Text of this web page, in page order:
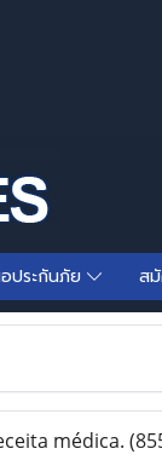
ประกันภัย ส
médica.